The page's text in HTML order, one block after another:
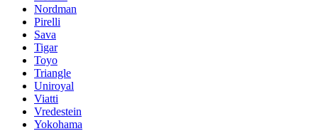
Nordman
Pirelli
Sava
Tigar
Toyo
Triangle
Uniroyal
Viatti
Vredestein
Yokohama